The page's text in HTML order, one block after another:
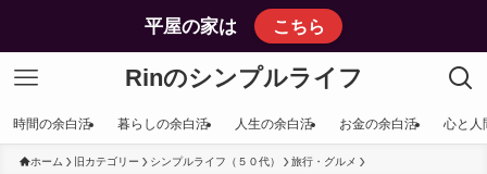
平屋の家は こちら
Rinのシンプルライフ
時間の余白活 暮らしの余白活 人生の余白活 お金の余白活 心と人
ホーム 旧カテゴリー シンプルライフ（５０代） 旅行・グルメ